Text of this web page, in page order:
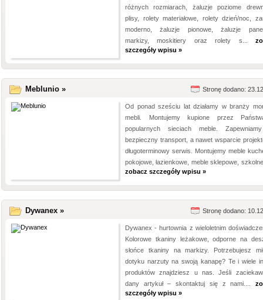
różnych rozmiarach, żaluzje poziome
plisy, rolety materiałowe, rolety dzień/noc,
moderno, żaluzje pionowe, żaluzje
markizy, moskitiery oraz rolety s...
szczegóły wpisu »
Meblunio » Stronę dodano:
Od ponad sześciu lat działamy w branży
mebli. Montujemy kupione przez
popularnych sieciach meble.
bezpieczny transport, a nawet wsparcie
długoterminowy serwis. Montujemy meble
pokojowe, łazienkowe, meble sklepowe,
zobacz szczegóły wpisu »
Dywanex » Stronę dodano:
Dywanex - hurtownia z wieloletnim
Kolorowe tkaniny leżakowe, odporne na
słońce tkaniny na markizy. Potrzebujesz
dotyku narzuty na swoją kanapę? Te i wiele
produktów znajdziesz u nas. Jeśli
dany artykuł – skontaktuj się z nami....
szczegóły wpisu »